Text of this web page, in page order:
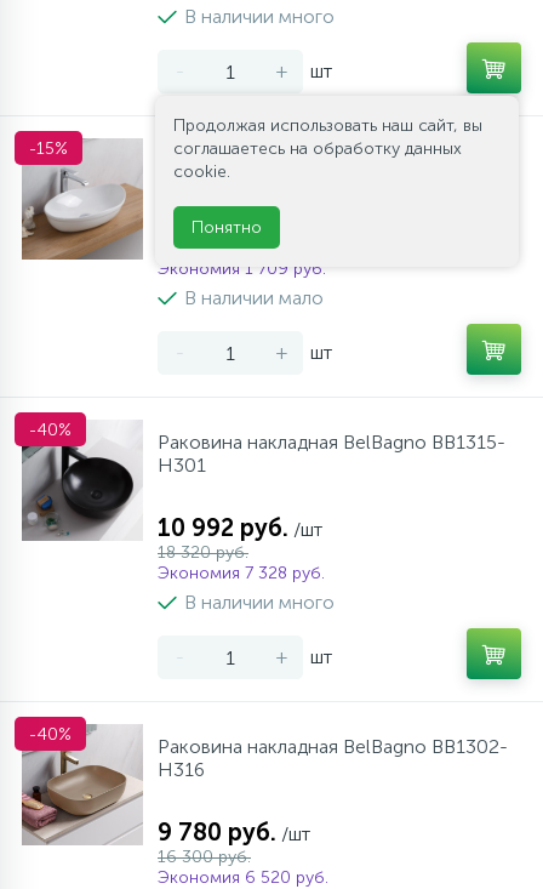
В наличии много
- + шт
-15%
Раковина накладная BelBagno BB1362
9 682 руб.
11 390 руб.
Экономия 1 709 руб.
В наличии мало
- + шт
-40%
Раковина накладная BelBagno BB1315-
H301
10 992 руб. /шт
18 320 руб.
Экономия 7 328 руб.
В наличии много
- + шт
-40%
Раковина накладная BelBagno BB1302-
H316
9 780 руб. /шт
16 300 руб.
Экономия 6 520 руб.
Продолжая использовать наш сайт, вы
соглашаетесь на обработку данных
cookie.
Понятно